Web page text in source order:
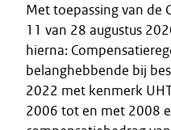
Met toepassing van de
11 van 28 augustus
hierna:
belanghebbende bij
2022 met kenmerk
2006 tot en met 2008